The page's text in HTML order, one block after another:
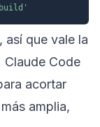
, así que vale la
Claude Code
acortar
amplia,